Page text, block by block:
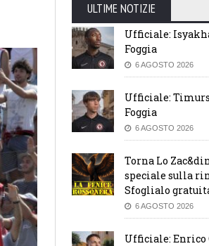
ULTIME NOTIZIE
Ufficiale:
Foggia
6 AGOSTO 2026
Ufficiale:
Foggia
6 AGOSTO 2026
Torna Lo
speciale sulla
Sfoglialo
6 AGOSTO 2026
Ufficiale: Enrico